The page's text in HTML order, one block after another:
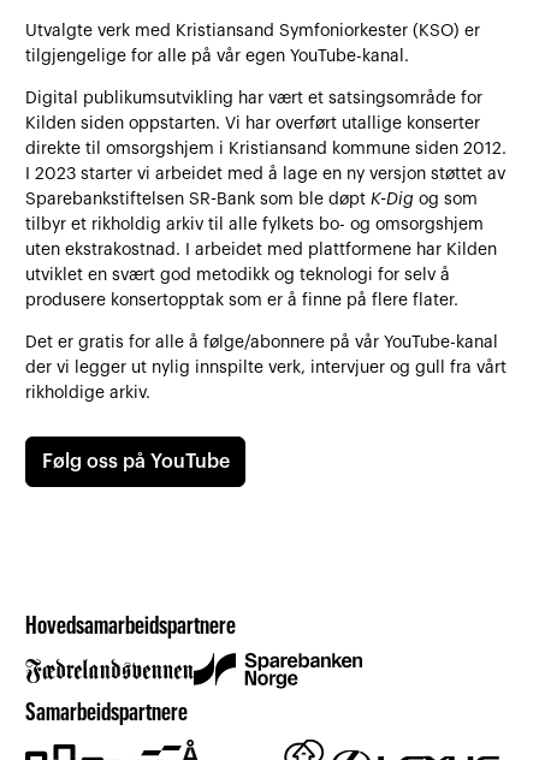
Utvalgte verk med Kristiansand Symfoniorkester (KSO) er
tilgjengelige for alle på vår egen YouTube-kanal.
Digital publikumsutvikling har vært et satsingsområde for
Kilden siden oppstarten. Vi har overført utallige konserter
direkte til omsorgshjem i Kristiansand kommune siden 2012.
I 2023 starter vi arbeidet med å lage en ny versjon støttet av
Sparebankstiftelsen SR-Bank som ble døptK-Digog som
tilbyr et rikholdig arkiv til alle fylkets bo- og omsorgshjem
uten ekstrakostnad. I arbeidet med plattformene har Kilden
utviklet en svært god metodikk og teknologi for selv å
produsere konsertopptak som er å finne på flere flater.
Det er gratis for alle å følge/abonnere på vår YouTube-kanal
der vi legger ut nylig innspilte verk, intervjuer og gull fra vårt
rikholdige arkiv.
Følg oss på YouTube
Hovedsamarbeidspartnere
Samarbeidspartnere